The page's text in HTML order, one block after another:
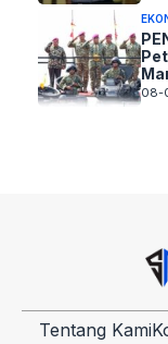
08-
Tentang Kami